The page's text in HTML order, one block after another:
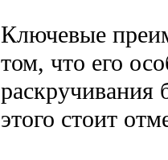
Ключевые
том, что его
раскручивания
этого стоит